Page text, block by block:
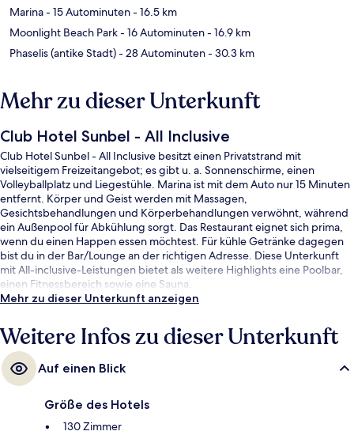
Marina- 15 Autominuten- 16.5 km
Moonlight Beach Park- 16 Autominuten- 16.9 km
Phaselis (antike Stadt)- 28 Autominuten- 30.3 km
Mehr zu dieser Unterkunft
Club Hotel Sunbel - All Inclusive
Club Hotel Sunbel - All Inclusive besitzt einen Privatstrand mit
vielseitigem Freizeitangebot; es gibt u. a. Sonnenschirme, einen
Volleyballplatz und Liegestühle. Marina ist mit dem Auto nur 15 Minuten
entfernt. Körper und Geist werden mit Massagen,
Gesichtsbehandlungen und Körperbehandlungen verwöhnt, während
ein Außenpool für Abkühlung sorgt. Das Restaurant eignet sich prima,
wenn du einen Happen essen möchtest. Für kühle Getränke dagegen
bist du in der Bar/Lounge an der richtigen Adresse. Diese Unterkunft
mit All-inclusive-Leistungen bietet als weitere Highlights eine Poolbar,
einen Fitnessbereich sowie eine Sauna.
Mehr zu dieser Unterkunft anzeigen
Weitere Infos zu dieser Unterkunft
Auf einen Blick
Größe des Hotels
130 Zimmer